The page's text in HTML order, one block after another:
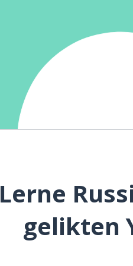
Lerne
gelikten